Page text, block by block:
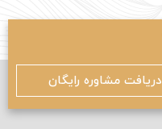
دریافت مشاوره رایگان